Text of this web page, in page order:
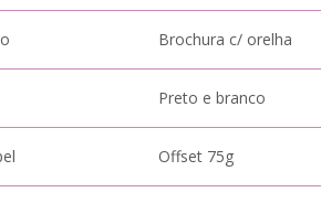
Brochura c/ orelha
Preto e branco
Offset 75g